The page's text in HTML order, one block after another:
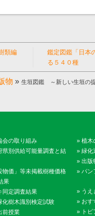
類編
鑑定図鑑「日本
る５４０種
物 » 生垣図鑑 ～新しい生垣の
会の取り組み
県別供給可能量調査と結
物価」等未掲載樹種価格
果
同定調査結果
化樹木識別検定試験
前授業
» 植木
» 緑化
» 出版
» パン
» うえ
» おす
» ト